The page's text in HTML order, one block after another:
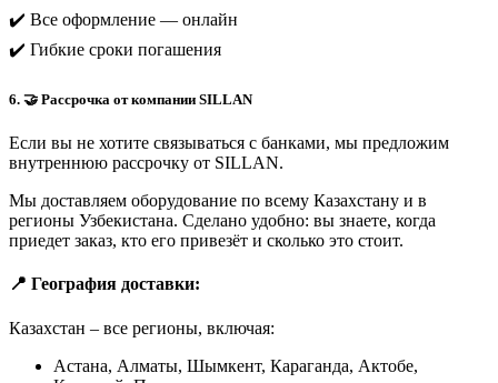
✔️ Все оформление — онлайн
✔️ Гибкие сроки погашения
6. 🤝 Рассрочка от компании SILLAN
Если вы не хотите связываться с банками, мы предложим
внутреннюю рассрочку от SILLAN.
Мы доставляем оборудование по всему Казахстану и в
регионы Узбекистана. Сделано удобно: вы знаете, когда
приедет заказ, кто его привезёт и сколько это стоит.
📍 География доставки:
Казахстан – все регионы, включая:
Астана, Алматы, Шымкент, Караганда, Актобе,